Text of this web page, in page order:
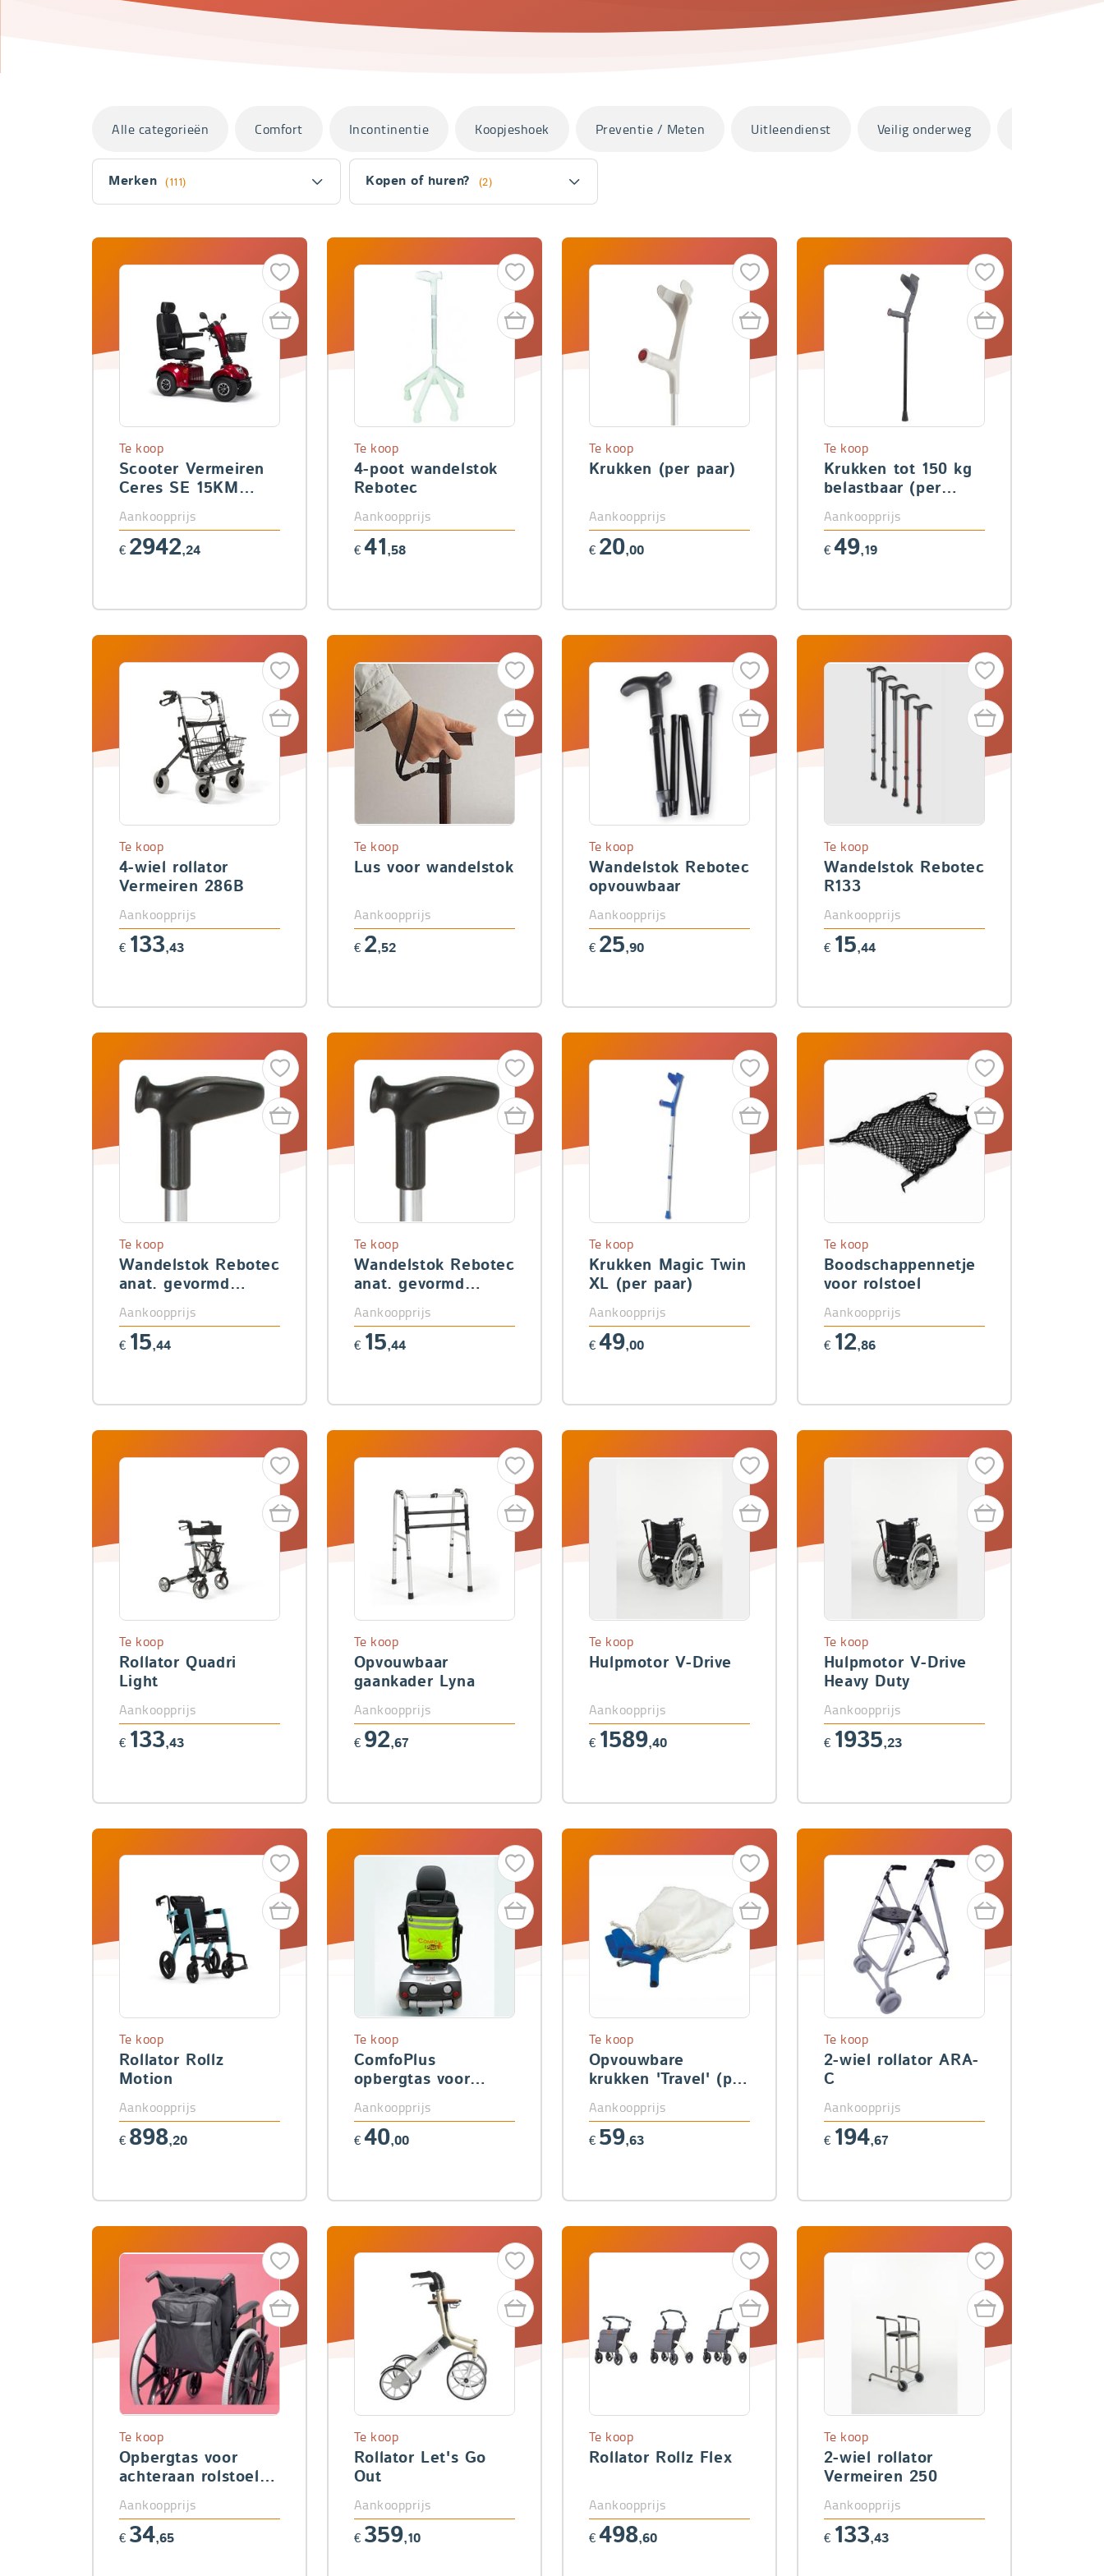
section
Filter
Merken (111) Kopen of huren? (2)
Alle categorieën Comfort Incontinentie Koopjeshoek Preventie / Meten Uitleendienst Veilig onderweg
Producten
Scooter Vermeiren
Ceres SE 15KM
(50AH)
Te koop
Aankoopprijs
€ 2942,24
4-poot wandelstok
Rebotec
Te koop
Aankoopprijs
€ 41,58
Krukken (per paar)
Te koop
Aankoopprijs
€ 20,00
Krukken tot 150 kg
belastbaar (per
paar)
Te koop
Aankoopprijs
€ 49,19
4-wiel rollator
Vermeiren 286B
Te koop
Aankoopprijs
€ 133,43
Lus voor wandelstok
Te koop
Aankoopprijs
€ 2,52
Wandelstok Rebotec
opvouwbaar
Te koop
Aankoopprijs
€ 25,90
Wandelstok Rebotec
R133
Te koop
Aankoopprijs
€ 15,44
Wandelstok Rebotec
anat. gevormd
Te koop
Aankoopprijs
€ 15,44
Wandelstok Rebotec
anat. gevormd
Te koop
Aankoopprijs
€ 15,44
Krukken Magic Twin
XL (per paar)
Te koop
Aankoopprijs
€ 49,00
Boodschappennetje
voor rolstoel
Te koop
Aankoopprijs
€ 12,86
Rollator Quadri
Light
Te koop
Aankoopprijs
€ 133,43
Opvouwbaar
gaankader Lyna
Te koop
Aankoopprijs
€ 92,67
Hulpmotor V-Drive
Te koop
Aankoopprijs
€ 1589,40
Hulpmotor V-Drive
Heavy Duty
Te koop
Aankoopprijs
€ 1935,23
Rollator Rollz
Motion
Te koop
Aankoopprijs
€ 898,20
ComfoPlus
opbergtas voor
scootmobiel
Te koop
Aankoopprijs
€ 40,00
Opvouwbare
krukken 'Travel' (per
Te koop
Aankoopprijs
€ 59,63
2-wiel rollator ARA-
C
Te koop
Aankoopprijs
€ 194,67
Opbergtas voor
achteraan rolstoel
Te koop
Aankoopprijs
€ 34,65
Rollator Let's Go
Out
Te koop
Aankoopprijs
€ 359,10
Rollator Rollz Flex
Te koop
Aankoopprijs
€ 498,60
2-wiel rollator
Vermeiren 250
Te koop
Aankoopprijs
€ 133,43